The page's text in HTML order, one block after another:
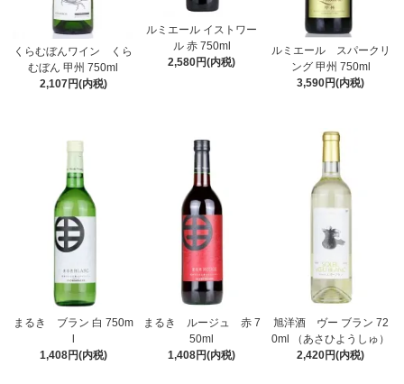
くらむぼんワイン くら
むぼん 甲州 750ml
2,107円(内税)
ルミエール イストワー
ル 赤 750ml
2,580円(内税)
ルミエール スパークリ
ング 甲州 750ml
3,590円(内税)
まるき ブラン 白 750m
l
1,408円(内税)
まるき ルージュ 赤 7
50ml
1,408円(内税)
旭洋酒 ヴー ブラン 72
0ml （あさひようしゅ）
2,420円(内税)